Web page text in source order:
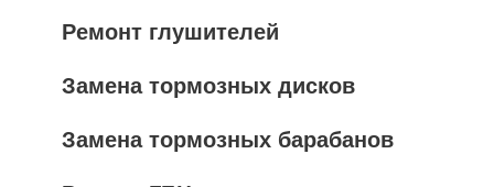
Ремонт глушителей
Замена тормозных дисков
Замена тормозных барабанов